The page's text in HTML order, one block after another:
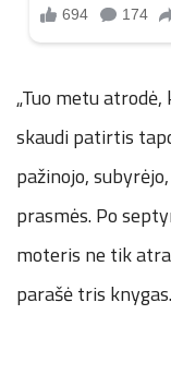
„Tuo metu
skaudi patirtis
pažinojo,
prasmės. Po
moteris ne tik
parašė tris knygas.